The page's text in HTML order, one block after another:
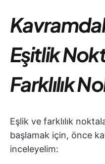
Eşitlik
Farklılık
Eşlik ve farklılık
başlamak için, önce
inceleyelim: